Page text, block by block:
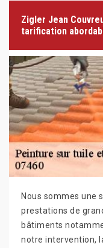
Zigler Jean
tarification
Nous sommes une
prestations de
bâtiments
notre intervention,